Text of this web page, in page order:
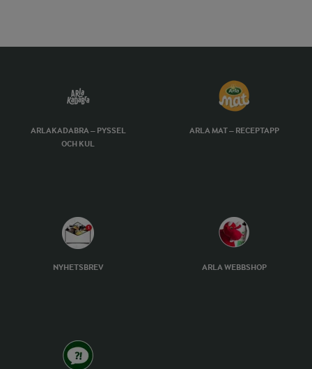
ARLAKADABRA – PYSSEL
OCH KUL
ARLA MAT – RECEPTAPP
NYHETSBREV ARLA WEBBSHOP